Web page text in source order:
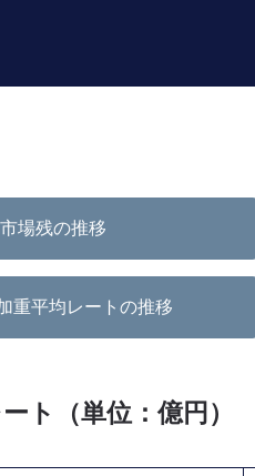
場残の推移
重平均レートの推移
ト（単位：億円）